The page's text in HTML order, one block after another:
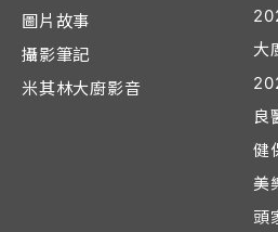
圖片故事
攝影筆記
米其林大廚影音
大
良
健
美
頭